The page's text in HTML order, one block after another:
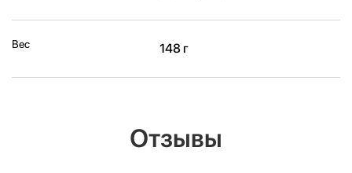
Вес 148 г
Отзывы